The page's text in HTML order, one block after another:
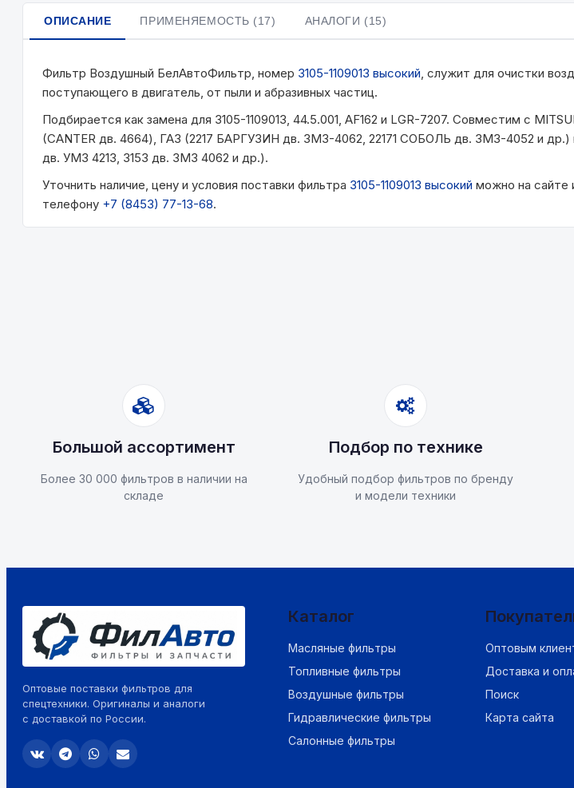
ОПИСАНИЕ ПРИМЕНЯЕМОСТЬ (17) АНАЛОГИ (15)
Фильтр Воздушный БелАвтоФильтр, номер 3105-1109013 высокий, служит для очистки
поступающего в двигатель, от пыли и абразивных частиц.
Подбирается как замена для 3105-1109013, 44.5.001, AF162 и LGR-7207. Совместим с
(CANTER дв. 4664), ГАЗ (2217 БАРГУЗИН дв. ЗМЗ-4062, 22171 СОБОЛЬ дв. ЗМЗ-4052 и др.)
дв. УМЗ 4213, 3153 дв. ЗМЗ 4062 и др.).
Уточнить наличие, цену и условия поставки фильтра 3105-1109013 высокий можно на сайте
телефону +7 (8453) 77-13-68.
Большой ассортимент
Более 30 000 фильтров в наличии на
складе
Подбор по технике
Удобный подбор фильтров по бренду
и модели техники
Оптовые поставки фильтров для
спецтехники. Оригиналы и аналоги
с доставкой по России.
Каталог
Масляные фильтры
Топливные фильтры
Воздушные фильтры
Гидравлические фильтры
Салонные фильтры
Оптовым
Доставка и
Поиск
Карта сайта